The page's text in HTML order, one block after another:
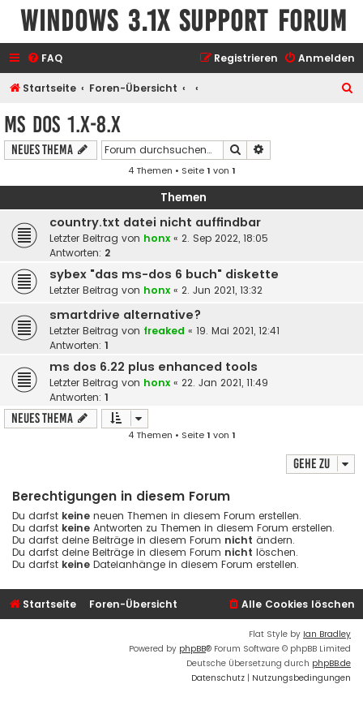
Windows 3.1x Support Forum
FAQ Anmelden
Registrieren
Startseite Foren-Übersicht
MS DOS 1.x-8.x
Neues Thema Suche
4 Themen • Seite1 von 1
Themen
country.txt datei nicht auffindbar
Letzter Beitrag von honx « 2. Sep 2022, 18:05
Antworten: 2
sybex "das ms-dos 6 buch" diskette
Letzter Beitrag von honx « 2. Jun 2021, 13:32
smartdrive alternative?
Letzter Beitrag von freaked « 19. Mai 2021, 12:41
Antworten: 1
ms dos 6.22 plus enhanced tools
Letzter Beitrag von honx « 22. Jan 2021, 11:49
Antworten: 1
Neues Thema
4 Themen • Seite1 von 1
Gehe zu
Berechtigungen in diesem Forum
Du darfst keine neuen Themen in diesem Forum erstellen.
Du darfst keine Antworten zu Themen in diesem Forum erstellen.
Du darfst deine Beiträge in diesem Forum nicht ändern.
Du darfst deine Beiträge in diesem Forum nicht löschen.
Du darfst keine Dateianhänge in diesem Forum erstellen.
Startseite Foren-Übersicht Alle Cookies löschen
Flat Style by Ian Bradley
Powered by phpBB® Forum Software © phpBB Limited
Deutsche Übersetzung durch phpBB.de
Datenschutz | Nutzungsbedingungen